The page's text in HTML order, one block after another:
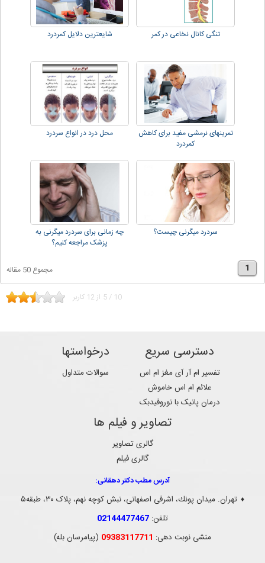
تنگی کانال نخاعی در کمر شایعترین دلایل کمردرد
تمرینهای نرمشی مفید برای کاهش
کمردرد
محل درد در انواع سردرد
سردرد میگرنی چیست؟
چه زمانی برای سردرد میگرنی به
پزشک مراجعه کنیم؟
1 مجموع 50 مقاله
5 / 10 از 12 کاربر
دسترسی سریع
تفسیر ام آر آی مغز ام اس
علائم ام اس خاموش
درمان پانیک با نوروفیدبک
درخواستها
سوالات متداول
تصاویر و فیلم ها
گالری تصاویر
گالری فیلم
آدرس مطب دکتر دهقانی:
♦ تهران. ميدان پونك، اشرفی اصفهانی، نبش کوچه نهم، پلاک ۳۰، طبقه۵
تلفن: 02144477467
منشی نوبت دهی: 09383117711 (پیامرسان بله)